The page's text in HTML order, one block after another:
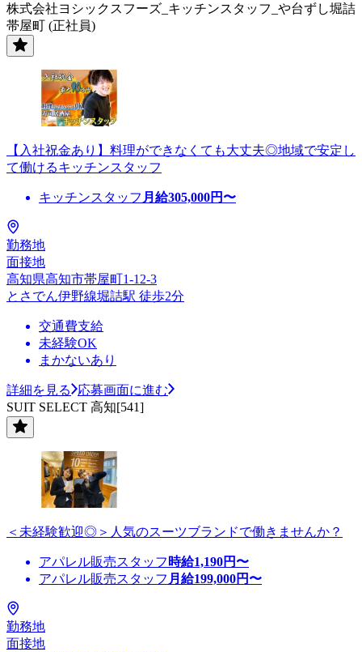
株式会社ヨシックスフーズ_キッチンスタッフ_や台ずし堀詰
帯屋町 (正社員)
【入社祝金あり】料理ができなくても大丈夫◎地域で安定し
て働けるキッチンスタッフ
キッチンスタッフ 月給305,000円〜
勤務地
面接地
高知県高知市帯屋町1-12-3
とさでん伊野線堀詰駅 徒歩2分
交通費支給
未経験OK
まかないあり
詳細を見る
応募画面に進む
SUIT SELECT 高知[541]
＜未経験歓迎◎＞人気のスーツブランドで働きませんか？
アパレル販売スタッフ 時給1,190円〜
アパレル販売スタッフ 月給199,000円〜
勤務地
面接地